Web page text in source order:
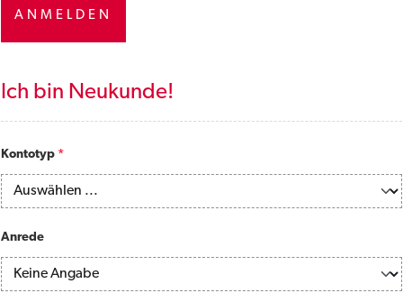
ANMELDEN
Ich bin Neukunde!
Persönliche Informationen
Kontotyp *
Anrede